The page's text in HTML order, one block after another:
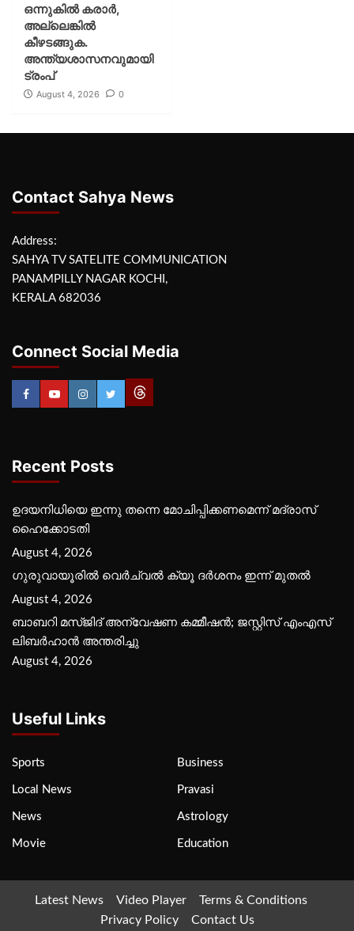
ഒന്നുകില്‍ കരാര്‍,
അല്ലെങ്കില്‍
കീഴടങ്ങുക.
അന്ത്യശാസനവുമായി
ട്രംപ്
August 4, 2026 0
Contact Sahya News
Address:
SAHYA TV SATELITE COMMUNICATION
PANAMPILLY NAGAR KOCHI,
KERALA 682036
Connect Social Media
Recent Posts
ഉദയനിധിയെ ഇന്നു തന്നെ മോചിപ്പിക്കണമെന്ന് മദ്രാസ്
ഹൈക്കോടതി
August 4, 2026
ഗുരുവായൂരില്‍ വെര്‍ച്വല്‍ ക്യൂ ദര്‍ശനം ഇന്ന് മുതല്‍
August 4, 2026
ബാബറി മസ്ജിദ് അന്വേഷണ കമ്മീഷന്‍; ജസ്റ്റിസ് എംഎസ്
ലിബര്‍ഹാന്‍ അന്തരിച്ചു
August 4, 2026
Useful Links
Sports Business
Local News Pravasi
News Astrology
Movie Education
Latest News Video Player
Terms & Conditions
Privacy Policy
Contact Us